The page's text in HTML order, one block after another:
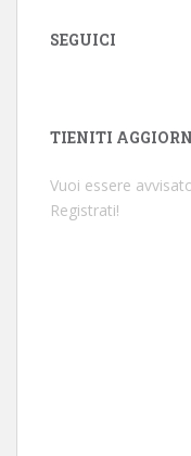
SEGUICI
TIENITI
Vuoi essere
Registrati!